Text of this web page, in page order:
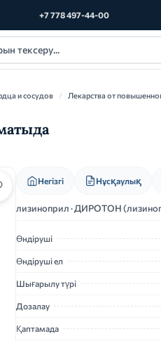
+7 778 497-44-00
и сосудов / Лекарства от
Негізгі Нұсқаулық
лизиноприл · ДИРОТОН
Өндіруші
Өндіруші ел
Шығарылу түрі
Дозалау
Қаптамада